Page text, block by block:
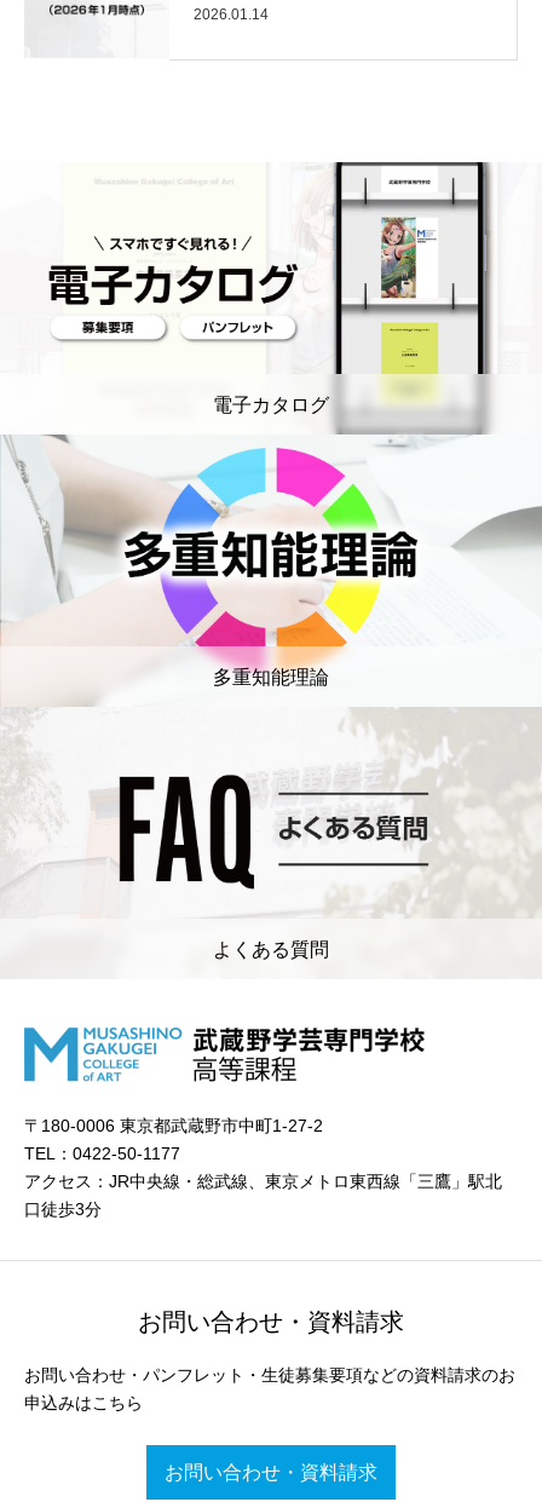
2026.01.14
電子カタログ
多重知能理論
よくある質問
〒180-0006 東京都武蔵野市中町1-27-2
TEL：0422-50-1177
アクセス：JR中央線・総武線、東京メトロ東西線「三鷹」駅北
口徒歩3分
お問い合わせ・資料請求
お問い合わせ・パンフレット・生徒募集要項などの資料請求のお
申込みはこちら
お問い合わせ・資料請求